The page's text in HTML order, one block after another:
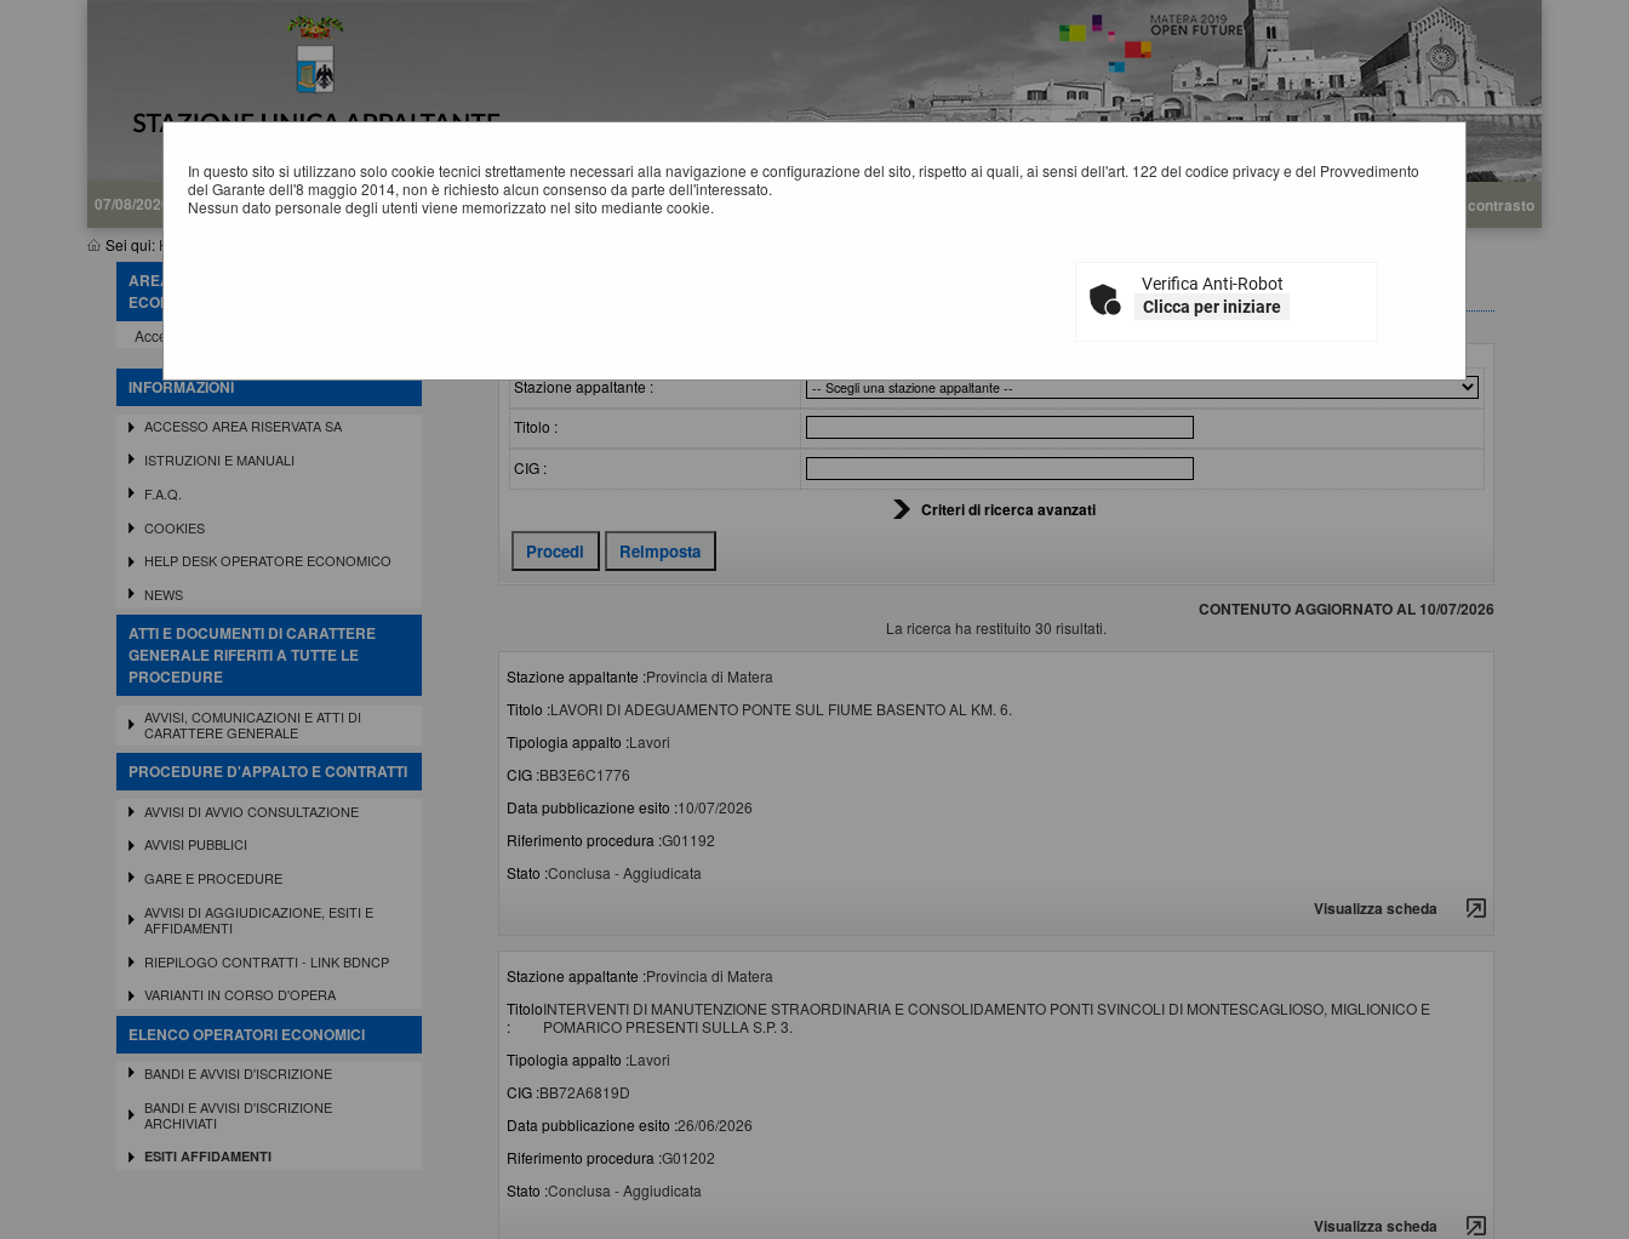
07/08/2026 13:15 Alto contrasto
Sei qui: Home
In questo sito si utilizzano solo cookie tecnici strettamente necessari alla navigazione e configurazione del sito, rispetto ai quali, ai sensi dell'art. 122 del codice privacy e del Provvedimento
del Garante dell'8 maggio 2014, non è richiesto alcun consenso da parte dell'interessato.
Nessun dato personale degli utenti viene memorizzato nel sito mediante cookie.
Verifica Anti-Robot
Clicca per iniziare
AREA RISERVATA OPERATORE
ECONOMICO
Accedi - Registrati
INFORMAZIONI
ACCESSO AREA RISERVATA SA
ISTRUZIONI E MANUALI
F.A.Q.
COOKIES
HELP DESK OPERATORE ECONOMICO
NEWS
ATTI E DOCUMENTI DI CARATTERE
GENERALE RIFERITI A TUTTE LE
PROCEDURE
AVVISI, COMUNICAZIONI E ATTI DI
CARATTERE GENERALE
PROCEDURE D'APPALTO E CONTRATTI
AVVISI DI AVVIO CONSULTAZIONE
AVVISI PUBBLICI
GARE E PROCEDURE
AVVISI DI AGGIUDICAZIONE, ESITI E
AFFIDAMENTI
RIEPILOGO CONTRATTI - LINK BDNCP
VARIANTI IN CORSO D'OPERA
ELENCO OPERATORI ECONOMICI
BANDI E AVVISI D'ISCRIZIONE
BANDI E AVVISI D'ISCRIZIONE
ARCHIVIATI
ESITI AFFIDAMENTI
Stazione appaltante :
Titolo :
CIG :
Criteri di ricerca avanzati
CONTENUTO AGGIORNATO AL 10/07/2026
La ricerca ha restituito 30 risultati.
Stazione appaltante :Provincia di Matera
Titolo :LAVORI DI ADEGUAMENTO PONTE SUL FIUME BASENTO AL KM. 6.
Tipologia appalto :Lavori
CIG :BB3E6C1776
Data pubblicazione esito :10/07/2026
Riferimento procedura :G01192
Stato :Conclusa - Aggiudicata
Visualizza scheda
Stazione appaltante :Provincia di Matera
Titolo
:
INTERVENTI DI MANUTENZIONE STRAORDINARIA E CONSOLIDAMENTO PONTI SVINCOLI DI MONTESCAGLIOSO, MIGLIONICO E
POMARICO PRESENTI SULLA S.P. 3.
Tipologia appalto :Lavori
CIG :BB72A6819D
Data pubblicazione esito :26/06/2026
Riferimento procedura :G01202
Stato :Conclusa - Aggiudicata
Visualizza scheda